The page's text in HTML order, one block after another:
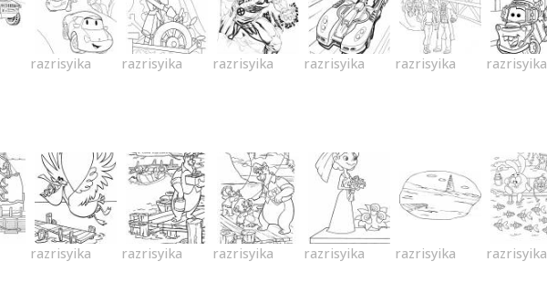
razrisyika razrisyika razrisyika razrisyika razrisyika razrisyika
razrisyika razrisyika razrisyika razrisyika razrisyika razrisyika